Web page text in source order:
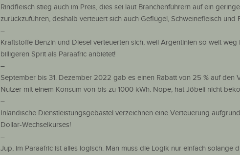
Rindfleisch stieg auch im Preis, dies sei laut Branchenführern auf ein
zurückzuführen, deshalb verteuert sich auch Geflügel, Schweinefleisch und
–
Kraftstoffe Benzin und Diesel verteuerten sich, weil Argentinien so weit weg
billigeren Sprit als Paraafric anbietet!
–
September bis 31. Dezember 2022 gab es einen Rabatt von 25 % auf den
Nutzer mit einem Konsum von bis zu 1000 kWh. Nope, hat Jöbeli nicht
–
Inländische Dienstleistungsgebastel verzeichnen eine Verteuerung
Dollar-Wechselkurses!
–
Jup, im Paraafric ist alles logisch. Man muss die Logik nur einfach solange